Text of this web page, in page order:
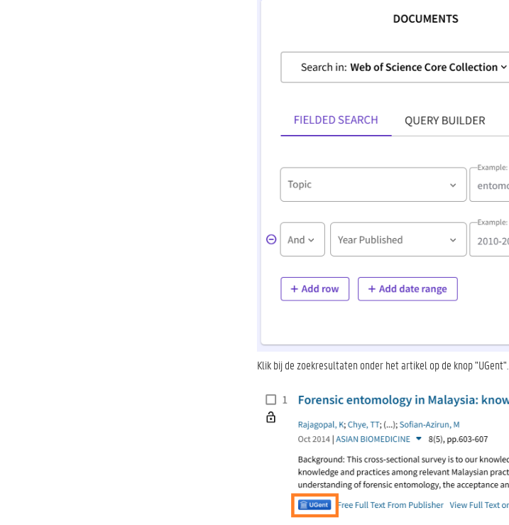
Klik bij de zoekresultaten onder het artikel op de knop "UGent".